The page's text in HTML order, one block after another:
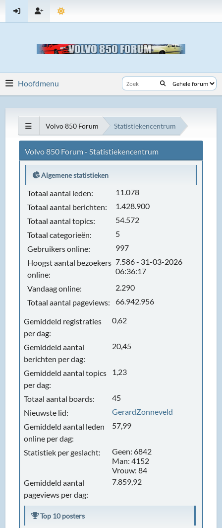
Hoofdmenu
Volvo 850 Forum Statistiekencentrum
Volvo 850 Forum - Statistiekencentrum
Algemene statistieken
Totaal aantal leden:
11.078
Totaal aantal berichten:
1.428.900
Totaal aantal topics:
54.572
Totaal categorieën:
5
Gebruikers online:
997
Hoogst aantal bezoekers
online:
7.586 - 31-03-2026
06:36:17
Vandaag online:
2.290
Totaal aantal pageviews:
66.942.956
Gemiddeld registraties
per dag:
0,62
Gemiddeld aantal
berichten per dag:
20,45
Gemiddeld aantal topics
per dag:
1,23
Totaal aantal boards:
45
Nieuwste lid:
GerardZonneveld
Gemiddeld aantal leden
online per dag:
57,99
Statistiek per geslacht:
Geen: 6842
Man: 4152
Vrouw: 84
Gemiddeld aantal
pageviews per dag:
7.859,92
Top 10 posters